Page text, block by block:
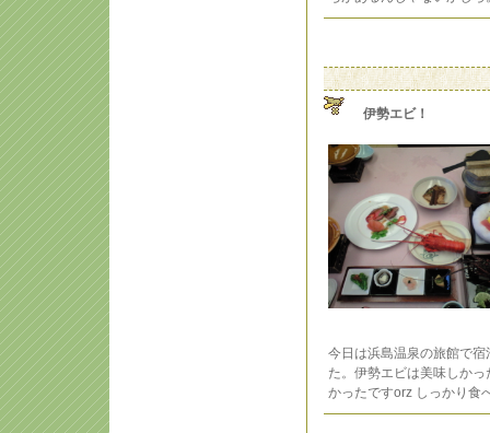
伊勢エビ！
今日は浜島温泉の旅館で
た。伊勢エビは美味しか
かったですorz しっかり食